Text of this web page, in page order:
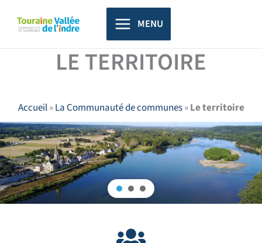
principal
MENU
LE TERRITOIRE
Accueil»La Communauté de communes»Le territoire